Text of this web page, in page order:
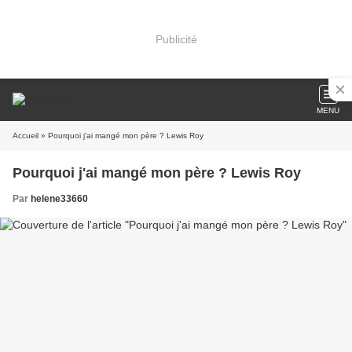
Publicité
MENU
Accueil » Pourquoi j'ai mangé mon père ? Lewis Roy
Pourquoi j'ai mangé mon père ? Lewis Roy
Par helene33660